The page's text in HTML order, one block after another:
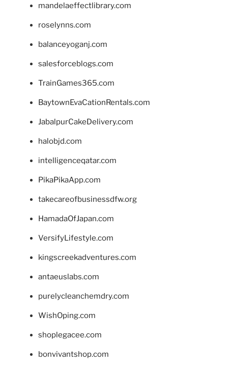
mandelaeffectlibrary.com
roselynns.com
balanceyoganj.com
salesforceblogs.com
TrainGames365.com
BaytownEvaCationRentals.com
JabalpurCakeDelivery.com
halobjd.com
intelligenceqatar.com
PikaPikaApp.com
takecareofbusinessdfw.org
HamadaOfJapan.com
VersifyLifestyle.com
kingscreekadventures.com
antaeuslabs.com
purelycleanchemdry.com
WishOping.com
shoplegacee.com
bonvivantshop.com